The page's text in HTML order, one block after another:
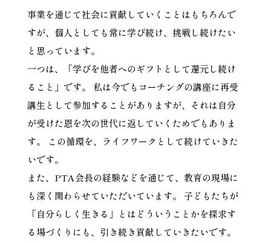
事業を通じて社会に貢献していくことはもちろんで
すが、個人としても常に学び続け、挑戦し続けたい
と思っています。
一つは、「学びを他者へのギフトとして還元し続け
ること」です。 私は今でもコーチングの講座に再受
講生として参加することがありますが、それは自分
が受けた恩を次の世代に返していくためでもありま
す。 この循環を、ライフワークとして続けていきた
いです。
また、PTA会長の経験などを通じて、教育の現場に
も深く関わらせていただいています。 子どもたちが
「自分らしく生きる」とはどういうことかを探求す
る場づくりにも、引き続き貢献していきたいです。